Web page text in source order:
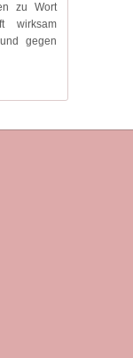
zu Wort
wirksam
gegen